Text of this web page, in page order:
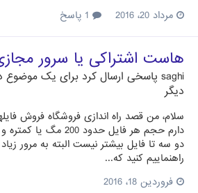
مرداد 20، 2016
هاست اشتراکی یا سرور
saghi پاسخی ارسال کرد برای یک موضوع
دیگر
سلام، من قصد راه اندازی فروشگاه فروش
دارم حجم هر فایل حدود
دو سه تا فایل بیشتر نیست البته به مرور
راهنماییم کنید که...
فروردین 18، 2016